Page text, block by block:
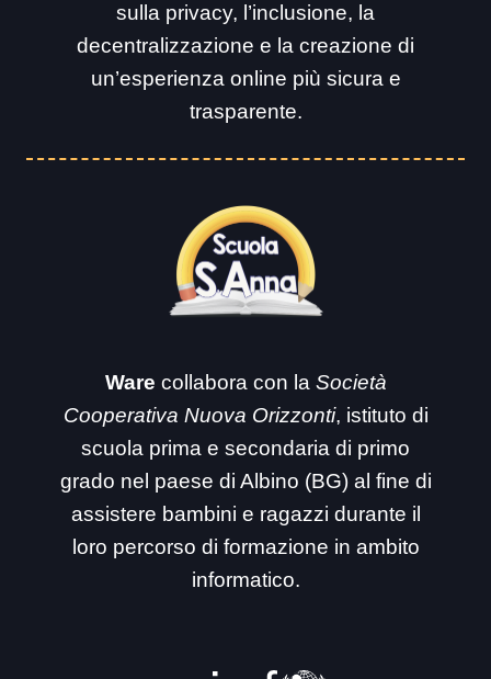
sulla privacy, l’inclusione, la
decentralizzazione e la creazione di
un’esperienza online più sicura e
trasparente.
Ware collabora con la Società
Cooperativa Nuova Orizzonti, istituto di
scuola prima e secondaria di primo
grado nel paese di Albino (BG) al fine di
assistere bambini e ragazzi durante il
loro percorso di formazione in ambito
informatico.